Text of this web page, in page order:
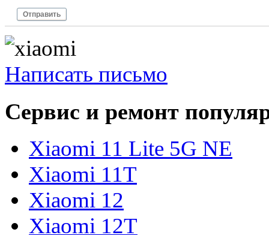
Отправить
Написать письмо
Сервис и ремонт
Xiaomi 11 Lite 5G NE
Xiaomi 11T
Xiaomi 12
Xiaomi 12T